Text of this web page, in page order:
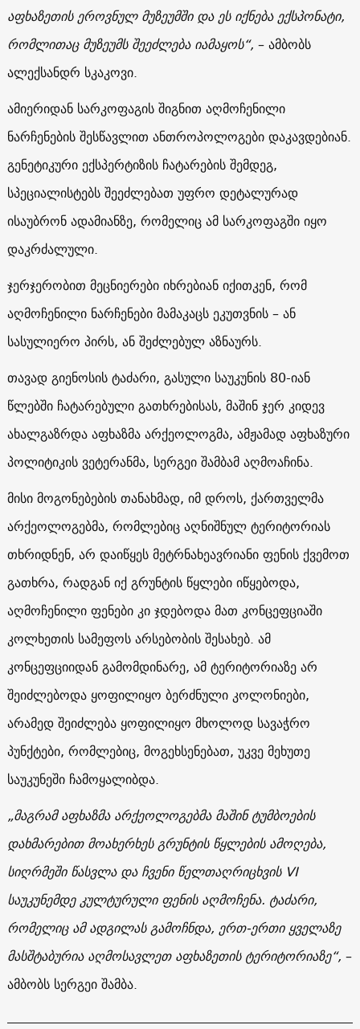
აფხაზეთის ეროვნულ მუზეუმში და ეს იქნება ექსპონატი,
რომლითაც მუზეუმს შეეძლება იამაყოს“, – ამბობს
ალექსანდრ სკაკოვი.
ამიერიდან სარკოფაგის შიგნით აღმოჩენილი
ნარჩენების შესწავლით ანთროპოლოგები დაკავდებიან.
გენეტიკური ექსპერტიზის ჩატარების შემდეგ,
სპეციალისტებს შეეძლებათ უფრო დეტალურად
ისაუბრონ ადამიანზე, რომელიც ამ სარკოფაგში იყო
დაკრძალული.
ჯერჯერობით მეცნიერები იხრებიან იქითკენ, რომ
აღმოჩენილი ნარჩენები მამაკაცს ეკუთვნის – ან
სასულიერო პირს, ან შეძლებულ აზნაურს.
თავად გიენოსის ტაძარი, გასული საუკუნის 80-იან
წლებში ჩატარებული გათხრებისას, მაშინ ჯერ კიდევ
ახალგაზრდა აფხაზმა არქეოლოგმა, ამჟამად აფხაზური
პოლიტიკის ვეტერანმა, სერგეი შამბამ აღმოაჩინა.
მისი მოგონებების თანახმად, იმ დროს, ქართველმა
არქეოლოგებმა, რომლებიც აღნიშნულ ტერიტორიას
თხრიდნენ, არ დაიწყეს მეტრნახეავრიანი ფენის ქვემოთ
გათხრა, რადგან იქ გრუნტის წყლები იწყებოდა,
აღმოჩენილი ფენები კი ჯდებოდა მათ კონცეფციაში
კოლხეთის სამეფოს არსებობის შესახებ. ამ
კონცეფციიდან გამომდინარე, ამ ტერიტორიაზე არ
შეიძლებოდა ყოფილიყო ბერძნული კოლონიები,
არამედ შეიძლება ყოფილიყო მხოლოდ სავაჭრო
პუნქტები, რომლებიც, მოგეხსენებათ, უკვე მეხუთე
საუკუნეში ჩამოყალიბდა.
„მაგრამ აფხაზმა არქეოლოგებმა მაშინ ტუმბოების
დახმარებით მოახერხეს გრუნტის წყლების ამოღება,
სიღრმეში წასვლა და ჩვენი წელთაღრიცხვის VI
საუკუნემდე კულტურული ფენის აღმოჩენა. ტაძარი,
რომელიც ამ ადგილას გამოჩნდა, ერთ-ერთი ყველაზე
მასშტაბურია აღმოსავლეთ აფხაზეთის ტერიტორიაზე“, –
ამბობს სერგეი შამბა.